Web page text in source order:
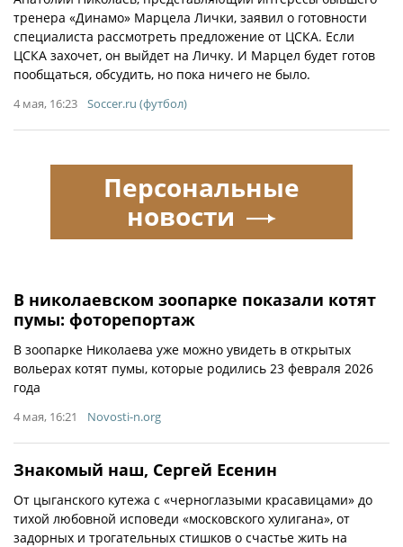
тренера «Динамо» Марцела Лички, заявил о готовности
специалиста рассмотреть предложение от ЦСКА. Если
ЦСКА захочет, он выйдет на Личку. И Марцел будет готов
пообщаться, обсудить, но пока ничего не было.
4 мая, 16:23 Soccer.ru (футбол)
В николаевском зоопарке показали котят
пумы: фоторепортаж
В зоопарке Николаева уже можно увидеть в открытых
вольерах котят пумы, которые родились 23 февраля 2026
года
4 мая, 16:21 Novosti-n.org
Знакомый наш, Сергей Есенин
От цыганского кутежа с «черноглазыми красавицами» до
тихой любовной исповеди «московского хулигана», от
задорных и трогательных стишков о счастье жить на
Персональные
новости